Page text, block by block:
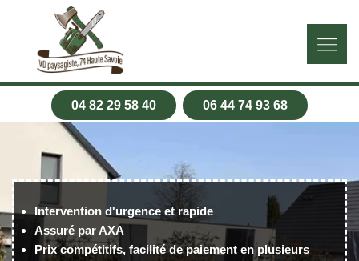
04 82 29 58 40 06 44 74 93 68
Intervention d'urgence et rapide
Assuré par AXA
Prix compétitifs, facilité de paiement en plusieurs